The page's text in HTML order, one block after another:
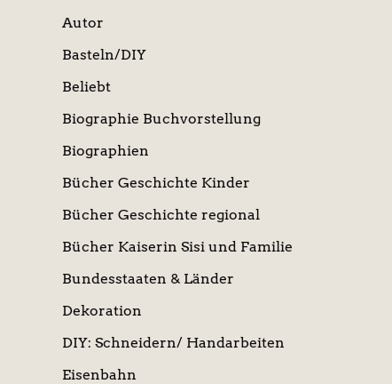
Autor
Basteln/DIY
Beliebt
Biographie Buchvorstellung
Biographien
Bücher Geschichte Kinder
Bücher Geschichte regional
Bücher Kaiserin Sisi und Familie
Bundesstaaten & Länder
Dekoration
DIY: Schneidern/ Handarbeiten
Eisenbahn